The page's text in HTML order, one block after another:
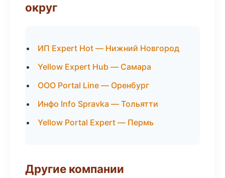
округ
ИП Expert Hot — Нижний Новгород
Yellow Expert Hub — Самара
ООО Portal Line — Оренбург
Инфо Info Spravka — Тольятти
Yellow Portal Expert — Пермь
Другие компании